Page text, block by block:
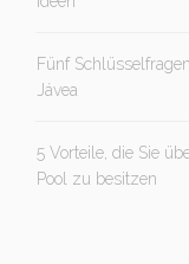
Fünf
Jávea
5 Vorteile, die Sie
Pool zu besitzen